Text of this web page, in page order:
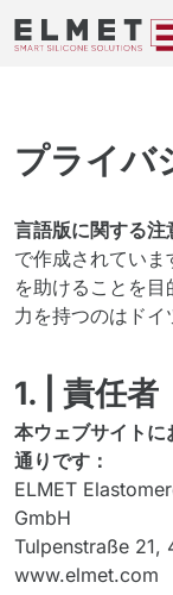
プライバ
言語版に関する注
で作成されてい
を助けることを
力を持つのはドイ
1. | 責任者
本ウェブサイト
通りです：
ELMET
GmbH
Tulpenstraße 21,
www.elmet.com